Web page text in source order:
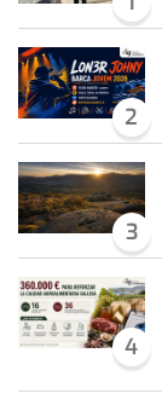
2
3
4